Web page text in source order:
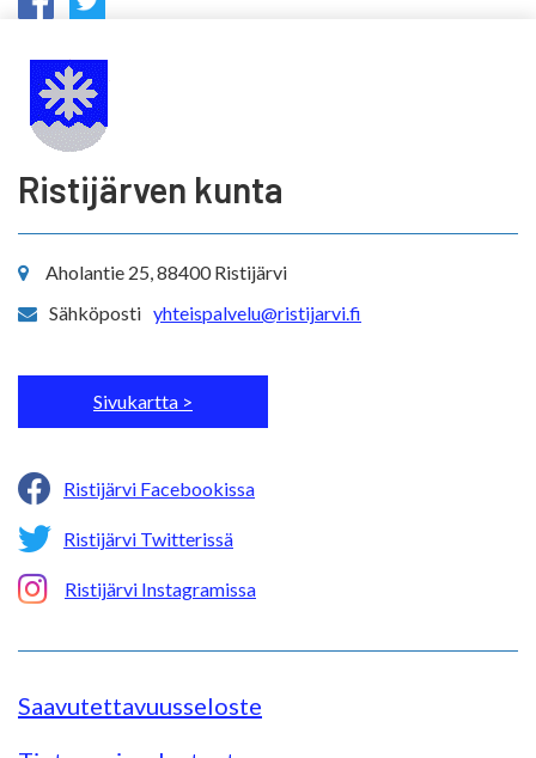
Ristijärven kunta
Aholantie 25, 88400 Ristijärvi
Sähköposti yhteispalvelu@ristijarvi.fi
Sivukartta >
Ristijärvi Facebookissa
Ristijärvi Twitterissä
Ristijärvi Instagramissa
Saavutettavuusseloste